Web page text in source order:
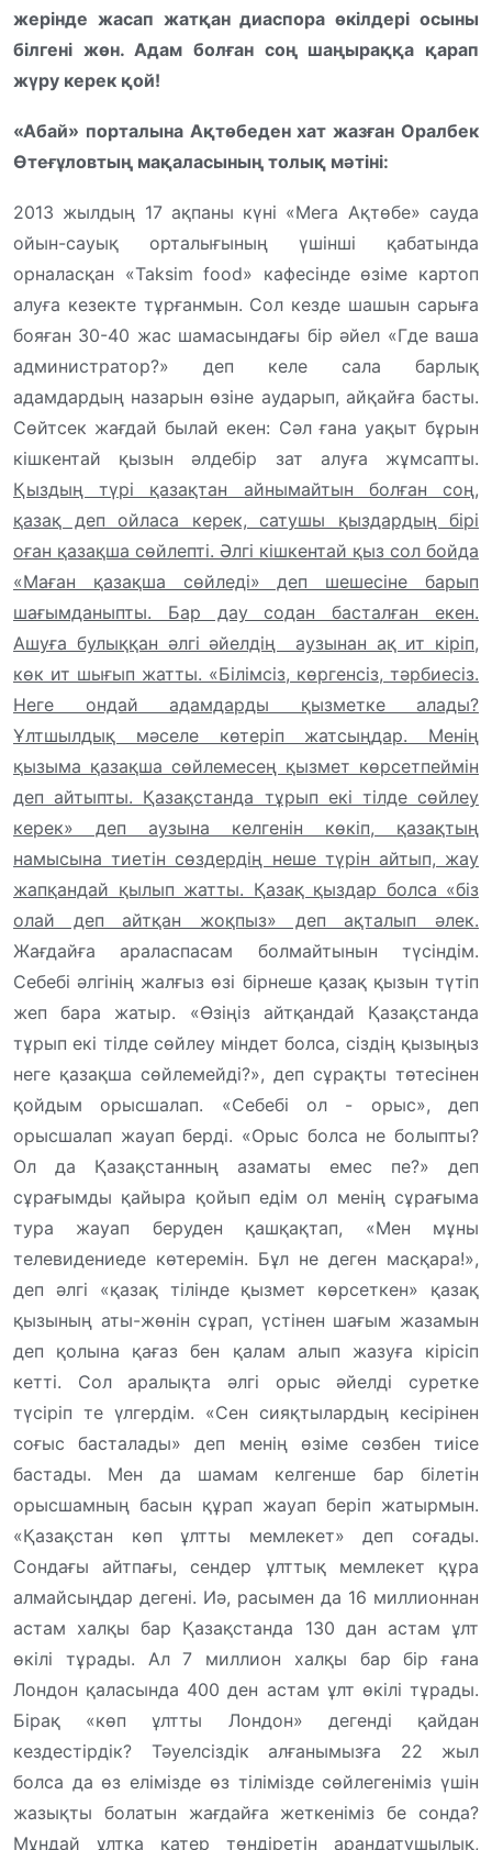
жерінде жасап жатқан диаспора өкілдері осыны
білгені жөн. Адам болған соң шаңыраққа қарап
жүру керек қой!
«Абай» порталына Ақтөбеден хат жазған Оралбек
Өтеғұловтың мақаласының толық мәтіні:
2013 жылдың 17 ақпаны күні «Мега Ақтөбе» сауда
ойын-сауық орталығының үшінші қабатында
орналасқан «Taksim food» кафесінде өзіме картоп
алуға кезекте тұрғанмын. Сол кезде шашын сарыға
бояған 30-40 жас шамасындағы бір әйел «Где ваша
администратор?» деп келе сала барлық
адамдардың назарын өзіне аударып, айқайға басты.
Сөйтсек жағдай былай екен: Сәл ғана уақыт бұрын
кішкентай қызын әлдебір зат алуға жұмсапты.
Қыздың түрі қазақтан айнымайтын болған соң,
қазақ деп ойласа керек, сатушы қыздардың бірі
оған қазақша сөйлепті. Әлгі кішкентай қыз сол бойда
«Маған қазақша сөйледі» деп шешесіне барып
шағымданыпты. Бар дау содан басталған екен.
Ашуға булыққан әлгі әйелдің аузынан ақ ит кіріп,
көк ит шығып жатты. «Білімсіз, көргенсіз, тәрбиесіз.
Неге ондай адамдарды қызметке алады?
Ұлтшылдық мәселе көтеріп жатсыңдар. Менің
қызыма қазақша сөйлемесең қызмет көрсетпеймін
деп айтыпты. Қазақстанда тұрып екі тілде сөйлеу
керек» деп аузына келгенін көкіп, қазақтың
намысына тиетін сөздердің неше түрін айтып, жау
жапқандай қылып жатты. Қазақ қыздар болса «біз
олай деп айтқан жоқпыз» деп ақталып әлек.
Жағдайға араласпасам болмайтынын түсіндім.
Себебі әлгінің жалғыз өзі бірнеше қазақ қызын түтіп
жеп бара жатыр. «Өзіңіз айтқандай Қазақстанда
тұрып екі тілде сөйлеу міндет болса, сіздің қызыңыз
неге қазақша сөйлемейді?», деп сұрақты төтесінен
қойдым орысшалап. «Себебі ол - орыс», деп
орысшалап жауап берді. «Орыс болса не болыпты?
Ол да Қазақстанның азаматы емес пе?» деп
сұрағымды қайыра қойып едім ол менің сұрағыма
тура жауап беруден қашқақтап, «Мен мұны
телевидениеде көтеремін. Бұл не деген масқара!»,
деп әлгі «қазақ тілінде қызмет көрсеткен» қазақ
қызының аты-жөнін сұрап, үстінен шағым жазамын
деп қолына қағаз бен қалам алып жазуға кірісіп
кетті. Сол аралықта әлгі орыс әйелді суретке
түсіріп те үлгердім. «Сен сияқтылардың кесірінен
соғыс басталады» деп менің өзіме сөзбен тиісе
бастады. Мен да шамам келгенше бар білетін
орысшамның басын құрап жауап беріп жатырмын.
«Қазақстан көп ұлтты мемлекет» деп соғады.
Сондағы айтпағы, сендер ұлттық мемлекет құра
алмайсыңдар дегені. Иә, расымен да 16 миллионнан
астам халқы бар Қазақстанда 130 дан астам ұлт
өкілі тұрады. Ал 7 миллион халқы бар бір ғана
Лондон қаласында 400 ден астам ұлт өкілі тұрады.
Бірақ «көп ұлтты Лондон» дегенді қайдан
кездестірдік? Тәуелсіздік алғанымызға 22 жыл
болса да өз елімізде өз тілімізде сөйлегеніміз үшін
жазықты болатын жағдайға жеткеніміз бе сонда?
Мұндай ұлтқа қатер төндіретін арандатушылық,